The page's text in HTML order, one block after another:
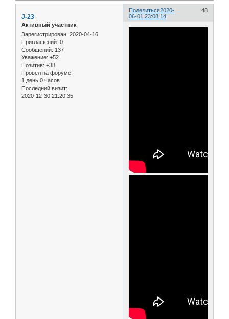
Поделиться 48
2020-
06-01 23:08:14
J-23
Активный участник
Зарегистрирован: 2020-04-16
Приглашений: 0
Сообщений: 137
Уважение: +52
Позитив: +38
Провел на форуме:
1 день 0 часов
Последний визит:
2020-12-30 21:20:35